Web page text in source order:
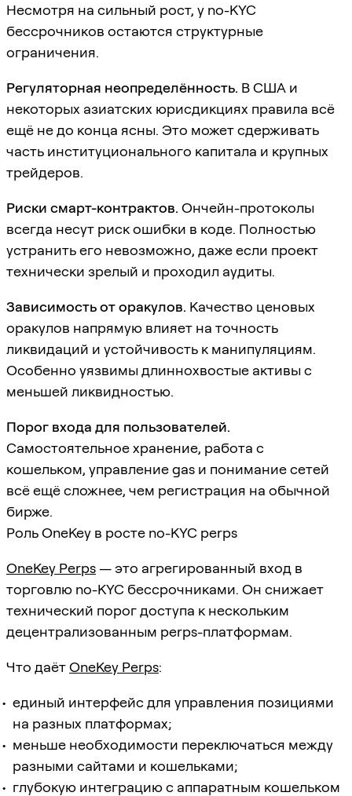
Несмотря на сильный рост, у no-KYC
бессрочников остаются структурные
ограничения.
Регуляторная неопределённость. В США и
некоторых азиатских юрисдикциях правила всё
ещё не до конца ясны. Это может сдерживать
часть институционального капитала и крупных
трейдеров.
Риски смарт-контрактов. Ончейн-протоколы
всегда несут риск ошибки в коде. Полностью
устранить его невозможно, даже если проект
технически зрелый и проходил аудиты.
Зависимость от оракулов. Качество ценовых
оракулов напрямую влияет на точность
ликвидаций и устойчивость к манипуляциям.
Особенно уязвимы длиннохвостые активы с
меньшей ликвидностью.
Порог входа для пользователей.
Самостоятельное хранение, работа с
кошельком, управление gas и понимание сетей
всё ещё сложнее, чем регистрация на обычной
бирже.
Роль OneKey в росте no-KYC perps
OneKey Perps— это агрегированный вход в
торговлю no-KYC бессрочниками. Он снижает
технический порог доступа к нескольким
децентрализованным perps-платформам.
Что даётOneKey Perps:
единый интерфейс для управления позициями
на разных платформах;
меньше необходимости переключаться между
разными сайтами и кошельками;
глубокую интеграцию с аппаратным кошельком